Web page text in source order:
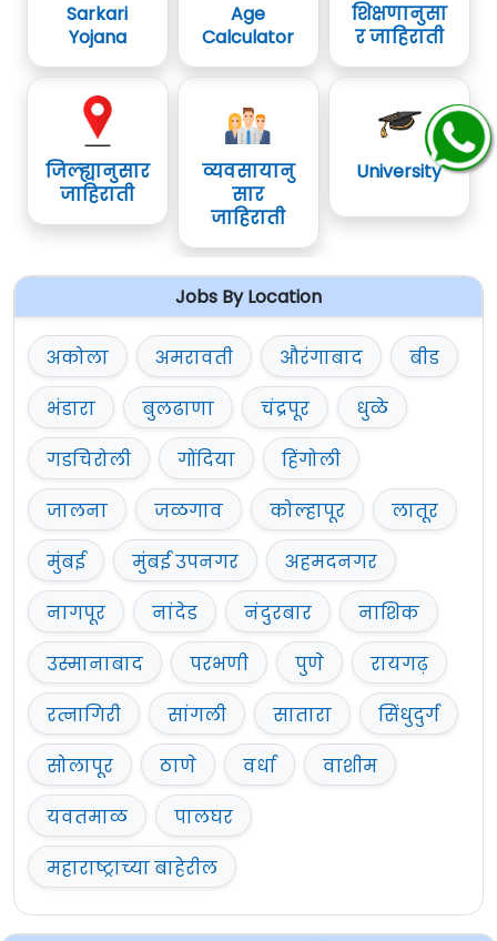
Sarkari
Yojana
Age
Calculator
शिक्षणानुसा
र जाहिराती
जिल्ह्यानुसार
जाहिराती
व्यवसायानु
सार
जाहिराती
University
Jobs By Location
अकोला अमरावती औरंगाबाद
बीड
भंडारा
बुलढाणा चंद्रपूर
धुळे
गडचिरोली
गोंदिया
हिंगोली
जालना
जळगाव कोल्हापूर
लातूर
मुंबई
मुंबई उपनगर
अहमदनगर
नागपूर
नांदेड नंदुरबार
नाशिक
उस्मानाबाद
परभणी पुणे
रायगढ़
रत्नागिरी
सांगली सातारा
सिंधुदुर्ग
सोलापूर
ठाणे वर्धा
वाशीम
यवतमाळ
पालघर
महाराष्ट्राच्या बाहेरील